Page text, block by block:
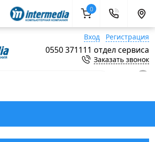
Вход Регистрация
0550 371111 отдел сервиса
Заказать звонок
0